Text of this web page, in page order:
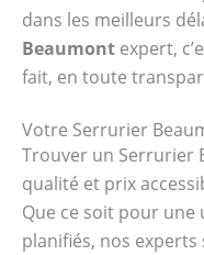
dans les meilleurs
Beaumont expert,
fait, en toute
Votre Serrurier
Trouver un Serrurier
qualité et prix
Que ce soit pour
planifiés, nos